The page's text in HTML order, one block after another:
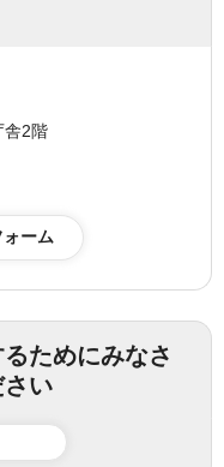
2階
ためにみなさ
さい